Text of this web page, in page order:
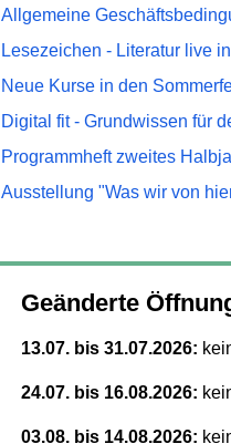
Allgemeine
Lesezeichen - Literatur live in
Neue Kurse in den
Digital fit - Grundwissen für
Programmheft zweites
Ausstellung "Was wir von
Geänderte
13.07. bis 31.07.2026:
24.07. bis 16.08.2026:
03.08. bis 14.08.2026: